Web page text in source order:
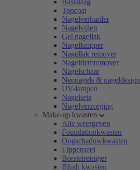
Basislaag
Topcoat
Nagelverharder
Nagelvijlen
Gel nagellak
Nagelknipper
Nagellak remover
Nagelriemremover
Nagelschaar
Nepnagels & nageldesign
UV-lampen
Nagelsets
Nagelverzorging
Make-up kwasten
Alle weergeven
Foundationkwasten
Oogschaduwkwasten
Lippenseel
Borstelreiniger
Blush kwasten